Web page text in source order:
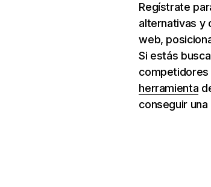
Regístrate
alternativas y
web,
Si estás
competidores
herramienta
conseguir